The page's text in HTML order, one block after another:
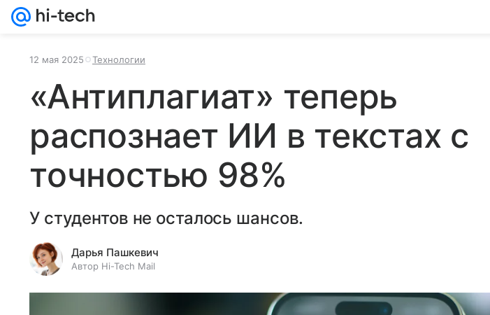
12 мая 2025 Технологии
«Антиплагиат» теперь
распознает ИИ в текстах с
точностью 98%
У студентов не осталось шансов.
Дарья Пашкевич
Автор Hi-Tech Mail